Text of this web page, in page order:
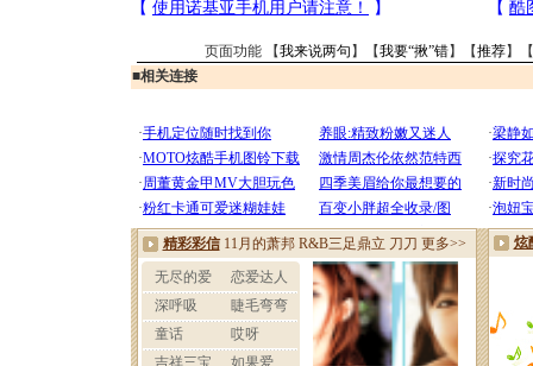
页面功能 【我来说两句 】【我要“揪”错】【推荐】
■相关连接